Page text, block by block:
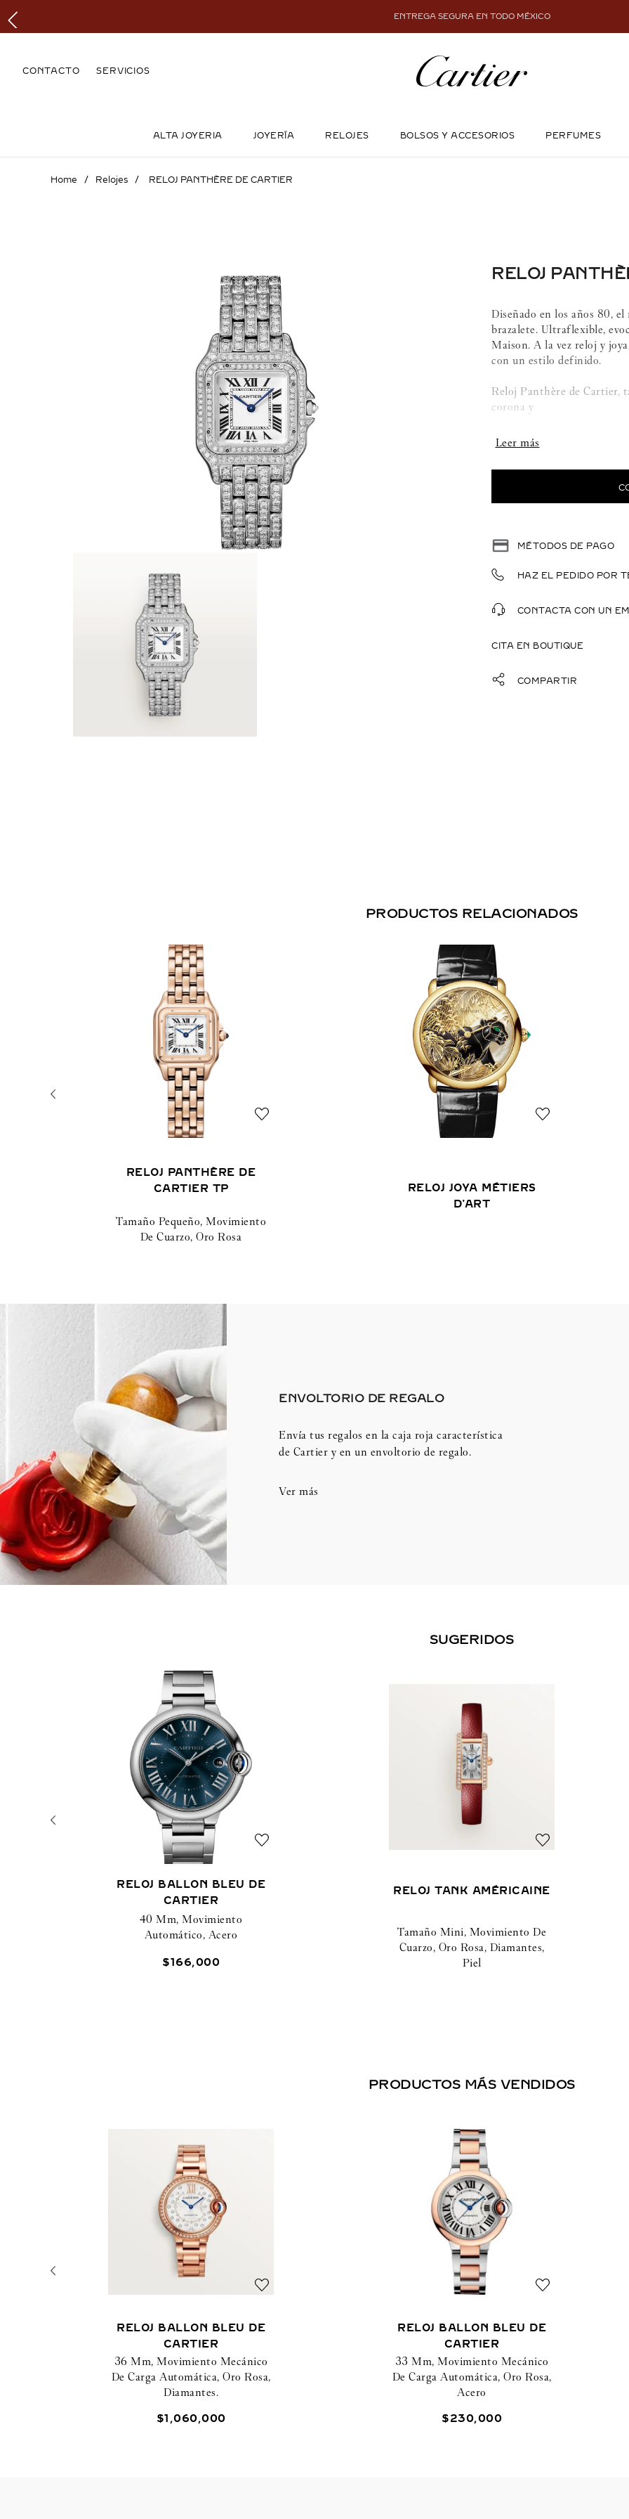
ENTREGA SEGURA EN TODO MÉXICO
CONTACTO SERVICIOS
ALTA JOYERIA JOYERÍA RELOJES BOLSOS Y ACCESORIOS PERFUMES
Relojes RELOJ PANTHÈRE DE CARTIER
RELOJ
Diseñado en los años 80,
brazalete. Ultraflexible,
Maison. A la vez reloj y
con un estilo definido.
Reloj Panthère de Cartier,
corona y
Brazalete de oro blanco
espada.
MÉTODOS DE PAGO
HAZ EL PEDIDO POR
CONTACTA CON UN
CITA EN BOUTIQUE
COMPARTIR
PRODUCTOS RELACIONADOS
RELOJ PANTHÈRE DE
CARTIER TP
Tamaño Pequeño, Movimiento
De Cuarzo, Oro Rosa
RELOJ JOYA MÉTIERS
D'ART
ENVOLTORIO DE REGALO
Envía tus regalos en la caja roja característica
de Cartier y en un envoltorio de regalo.
Ver más
SUGERIDOS
RELOJ BALLON BLEU DE
CARTIER
40 Mm, Movimiento
Automático, Acero
$166,000
RELOJ TANK AMÉRICAINE
Tamaño Mini, Movimiento De
Cuarzo, Oro Rosa, Diamantes,
Piel
PRODUCTOS MÁS VENDIDOS
RELOJ BALLON BLEU DE
CARTIER
36 Mm, Movimiento Mecánico
De Carga Automática, Oro Rosa,
Diamantes.
$1 ,060,000
RELOJ BALLON BLEU DE
CARTIER
33 Mm, Movimiento Mecánico
De Carga Automática, Oro Rosa,
Acero
$230,000